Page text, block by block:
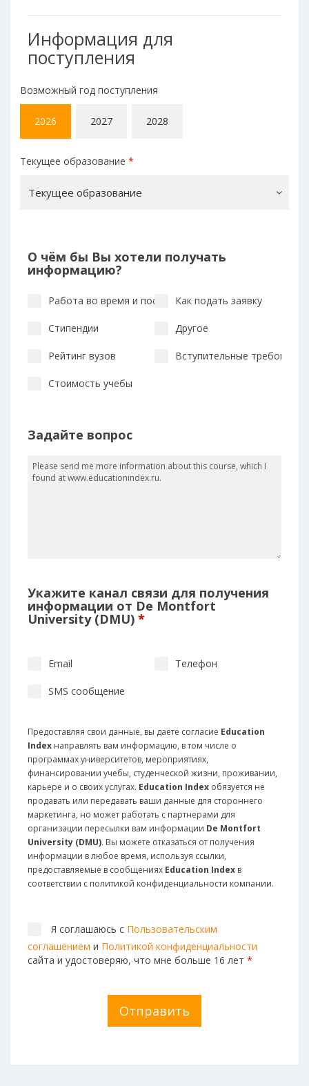
Информация для
поступления
Возможный год поступления
2026 2027 2028
Текущее образование *
Текущее образование
О чём бы Вы хотели получать
информацию?
Работа во время и после учебыКак подать заявку
Стипендии Другое
Рейтинг вузов Вступительные требования
Стоимость учебы
Задайте вопрос
Укажите канал связи для получения
информации от De Montfort
University (DMU) *
Email Телефон
SMS сообщение
Предоставляя свои данные, вы даёте согласие Education
Index направлять вам информацию, в том числе о
программах университетов, мероприятиях,
финансировании учебы, студенческой жизни, проживании,
карьере и о своих услугах. Education Index обязуется не
продавать или передавать ваши данные для стороннего
маркетинга, но может работать с партнерами для
организации пересылки вам информации De Montfort
University (DMU). Вы можете отказаться от получения
информации в любое время, используя ссылки,
предоставляемые в сообщениях Education Index в
соответствии с политикой конфиденциальности компании.
Я соглашаюсь с Пользовательским
соглашением и Политикой конфиденциальности
сайта и удостоверяю, что мне больше 16 лет *
Отправить